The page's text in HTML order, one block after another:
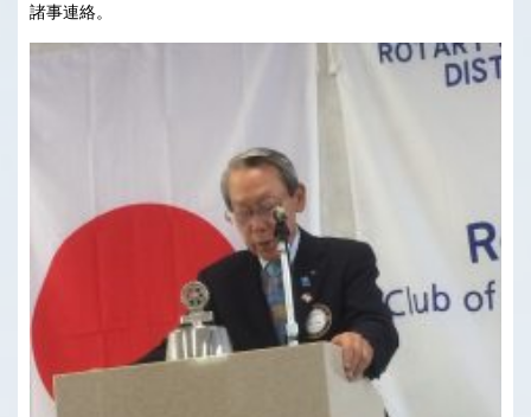
諸事連絡。